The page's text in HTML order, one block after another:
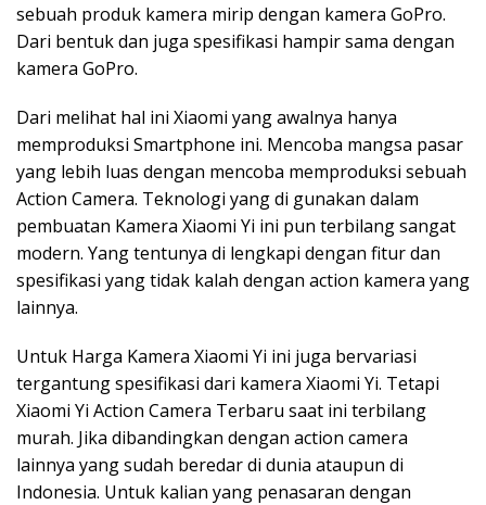
sebuah produk kamera mirip dengan kamera GoPro.
Dari bentuk dan juga spesifikasi hampir sama dengan
kamera GoPro.
Dari melihat hal ini Xiaomi yang awalnya hanya
memproduksi Smartphone ini. Mencoba mangsa pasar
yang lebih luas dengan mencoba memproduksi sebuah
Action Camera. Teknologi yang di gunakan dalam
pembuatan Kamera Xiaomi Yi ini pun terbilang sangat
modern. Yang tentunya di lengkapi dengan fitur dan
spesifikasi yang tidak kalah dengan action kamera yang
lainnya.
Untuk Harga Kamera Xiaomi Yi ini juga bervariasi
tergantung spesifikasi dari kamera Xiaomi Yi. Tetapi
Xiaomi Yi Action Camera Terbaru saat ini terbilang
murah. Jika dibandingkan dengan action camera
lainnya yang sudah beredar di dunia ataupun di
Indonesia. Untuk kalian yang penasaran dengan